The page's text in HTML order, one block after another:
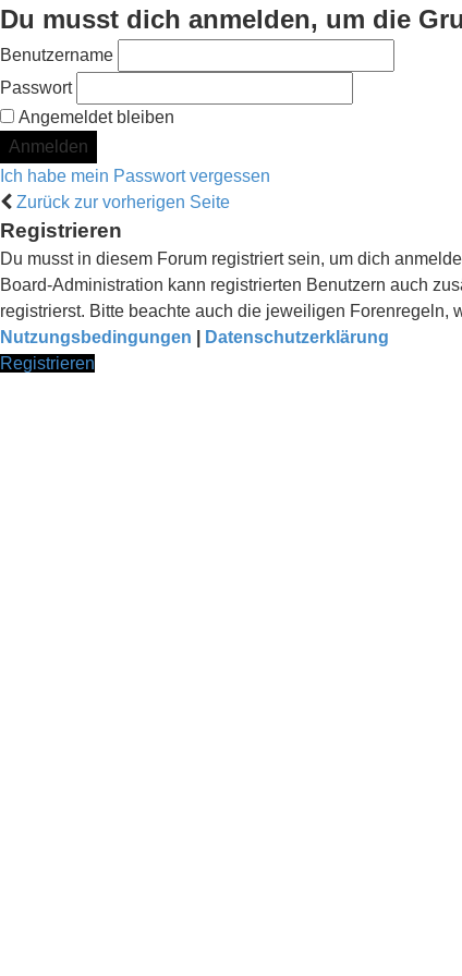
Du musst dich anmelden, um die
Benutzername
Passwort
Angemeldet bleiben
Ich habe mein Passwort vergessen
Zurück zur vorherigen Seite
Registrieren
Du musst in diesem Forum registriert sein, um dich
Board-Administration kann registrierten Benutzern auch
registrierst. Bitte beachte auch die jeweiligen Forenregeln,
Nutzungsbedingungen
Datenschutzerklärung
Registrieren